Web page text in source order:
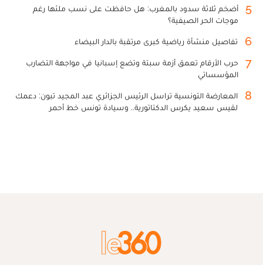
5
أضخم ثلاثة سدود بالمغرب: هل حافظت على نسب ملئها رغم
موجات الحر الصيفية؟
6 تفاصيل منشأة رياضية كبرى مرتقبة بالدار البيضاء
7
حرب الأرقام تعمق أزمة سبتة وتضع إسبانيا في مواجهة التضارب
المؤسساتي
8
المعارضة التونسية تراسل الرئيس الجزائري عبد المجيد تبون: دعمك
لقيس سعيد يكرس الدكتاتورية.. وسيادة تونس خط أحمر